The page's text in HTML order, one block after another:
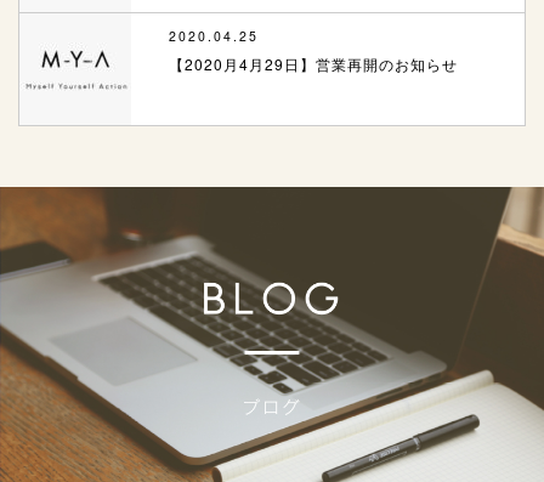
2020.04.25
【2020月4月29日】営業再開のお知らせ